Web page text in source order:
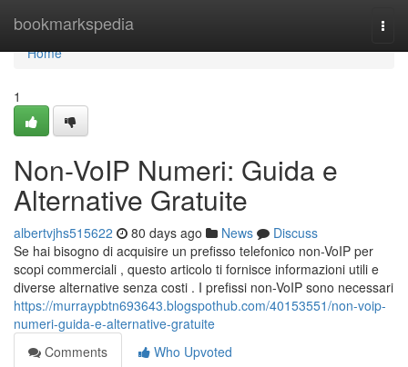
bookmarkspedia
Home
Home
1
Non-VoIP Numeri: Guida e
Alternative Gratuite
albertvjhs515622 80 days ago News
Discuss
Se hai bisogno di acquisire un prefisso telefonico non-VoIP per
scopi commerciali , questo articolo ti fornisce informazioni utili e
diverse alternative senza costi . I prefissi non-VoIP sono necessari
https://murraypbtn693643.blogspothub.com/40153551/non-voip-
numeri-guida-e-alternative-gratuite
Comments
Who Upvoted